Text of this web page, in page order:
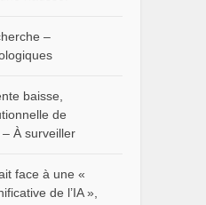
–
baisse,
de
À surveiller
face à une «
de l’IA »,